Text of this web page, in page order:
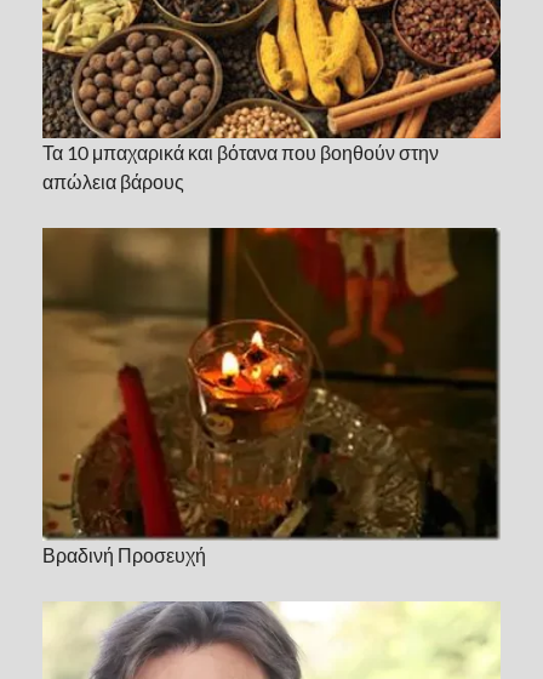
Τα 10 μπαχαρικά και βότανα που βοηθούν στην
απώλεια βάρους
Βραδινή Προσευχή